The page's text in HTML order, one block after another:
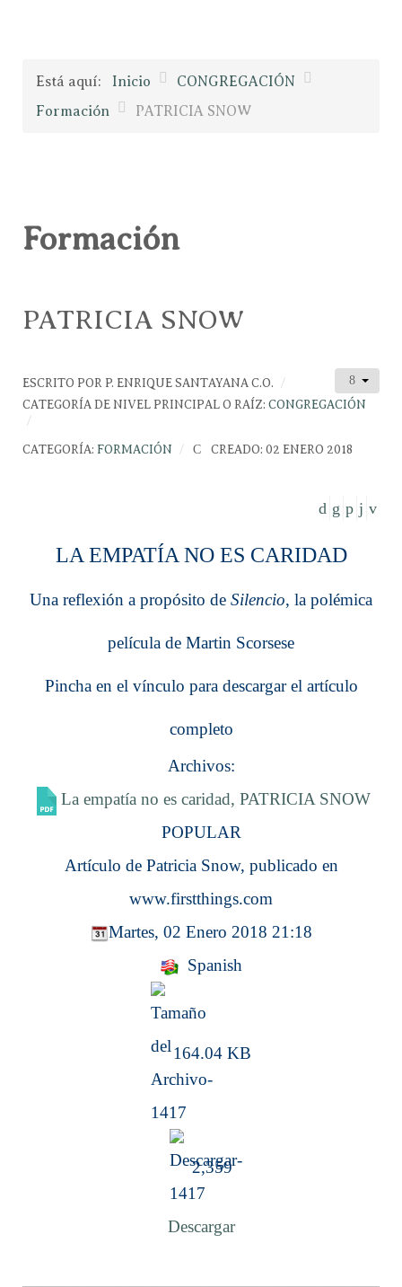
Está aquí: Inicio
CONGREGACIÓN
Formación
PATRICIA SNOW
Formación
PATRICIA SNOW
ESCRITO POR P. ENRIQUE SANTAYANA C.O.
CATEGORÍA DE NIVEL PRINCIPAL O RAÍZ: CONGREGACIÓN
CATEGORÍA: FORMACIÓN CREADO: 02 ENERO 2018
LA EMPATÍA NO ES CARIDAD
Una reflexión a propósito de Silencio, la polémica
película de Martin Scorsese
Pincha en el vínculo para descargar el artículo
completo
Archivos:
La empatía no es caridad, PATRICIA SNOW
POPULAR
Artículo de Patricia Snow, publicado en
www.firstthings.com
Martes, 02 Enero 2018 21:18
Spanish
164.04 KB
2,359
Descargar